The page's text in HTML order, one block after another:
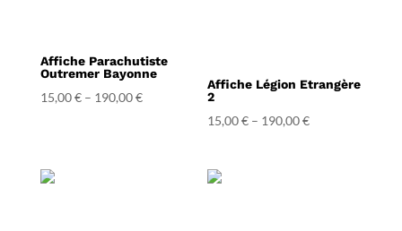
Affiche Parachutiste
Outremer Bayonne
15,00€– 190,00€
Affiche Légion Etrangère
2
15,00€ – 190,00€